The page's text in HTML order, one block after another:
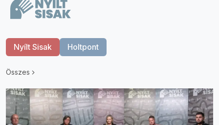
Nyílt Sisak Holtpont
Összes